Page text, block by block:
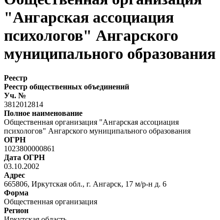
"Ангарская ассоциация
психологов" Ангарского
муниципального образования
Реестр
Реестр общественных объединений
Уч. №
3812012814
Полное наименование
Общественная организация "Ангарская ассоциация
психологов" Ангарского муниципального образования
ОГРН
1023800000861
Дата ОГРН
03.10.2002
Адрес
665806, Иркутская обл., г. Ангарск, 17 м/р-н д. 6
Форма
Общественная организация
Регион